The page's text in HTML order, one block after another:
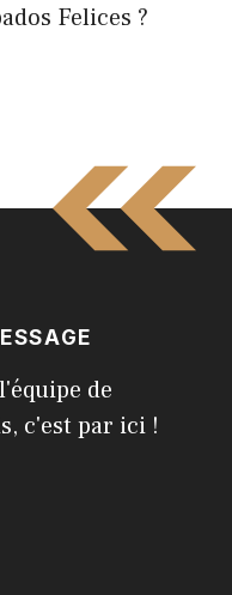
Felices ?
de
c'est par ici !